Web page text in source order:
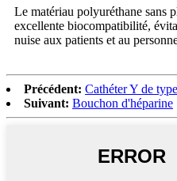
Le matériau polyuréthane sans
excellente biocompatibilité,
nuise aux patients et au
Précédent: Cathéter Y de
Suivant: Bouchon d'héparine